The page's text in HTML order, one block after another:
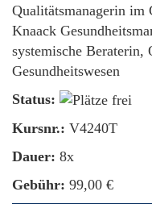
Qualitätsmanagerin im
Knaack
systemische Beraterin,
Gesundheitswesen
Status:
Kursnr.: V4240T
Dauer: 8x
Gebühr: 99,00 €